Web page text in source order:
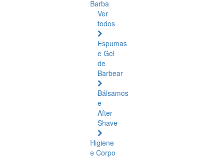
Barba
Ver
todos
Espumas
e Gel
de
Barbear
Bálsamos
e
After
Shave
Higiene
e Corpo